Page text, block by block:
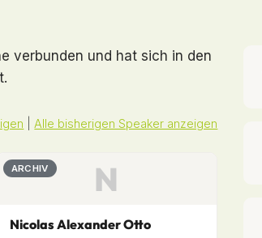
verbunden und hat sich in den
Alle bisherigen Speaker anzeigen
N
ARCHIV
Nicolas Alexander Otto